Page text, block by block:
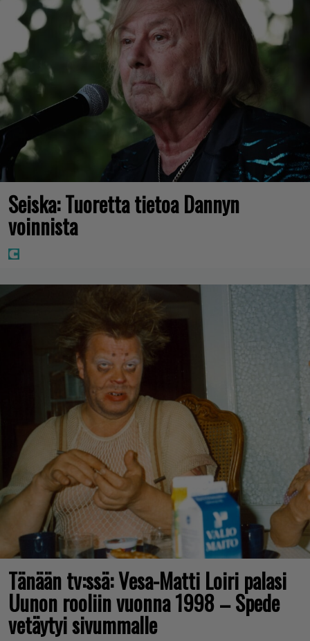
Seiska: Tuoretta tietoa Dannyn
voinnista
Tänään tv:ssä: Vesa-Matti Loiri palasi
Uunon rooliin vuonna 1998 – Spede
vetäytyi sivummalle